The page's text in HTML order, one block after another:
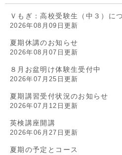
Ｖもぎ：高校受験生（中３）に
2026年08月09日更新
夏期休講のお知らせ
2026年08月07日更新
８月お盆明け体験生受付中
2026年07月25日更新
夏期講習受付状況のお知らせ
2026年07月12日更新
英検講座開講
2026年06月27日更新
夏期の予定とコース